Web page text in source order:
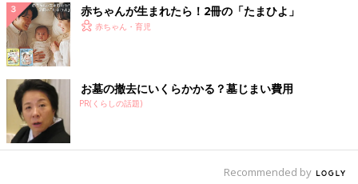
赤ちゃんが生まれたら！2冊の「たまひよ」
赤ちゃん・育児
お墓の撤去にいくらかかる？墓じまい費用
PR(くらしの話題)
Recommended by